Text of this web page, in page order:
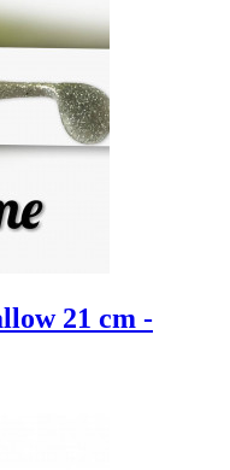
21 cm -